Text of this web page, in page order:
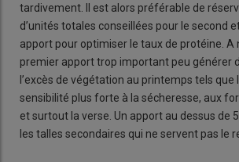
tardivement. Il est alors préférable de
d’unités totales conseillées pour le second
apport pour optimiser le taux de protéine. A
premier apport trop important peu générer
l’excès de végétation au printemps tels que
sensibilité plus forte à la sécheresse, aux
et surtout la verse. Un apport au dessus de
les talles secondaires qui ne servent pas le